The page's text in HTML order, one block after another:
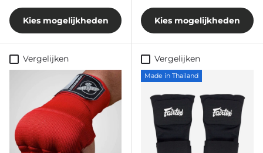
Kies mogelijkheden Kies mogelijkheden
Vergelijken Vergelijken
Made in Thailand